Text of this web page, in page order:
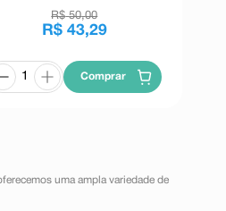
R$ 50,00
R$ 43,29
Comprar
uma ampla variedade de